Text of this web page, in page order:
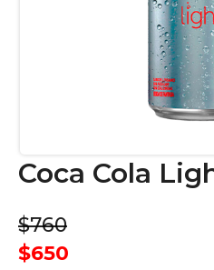
Coca Cola
$760
$650